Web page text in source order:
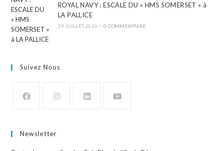
ROYAL NAVY : ESCALE DU « HMS SOMERSET » à
LA PALLICE
29 JUILLET 2026 / 0 COMMENTAIRE
Suivez Nous
Newsletter